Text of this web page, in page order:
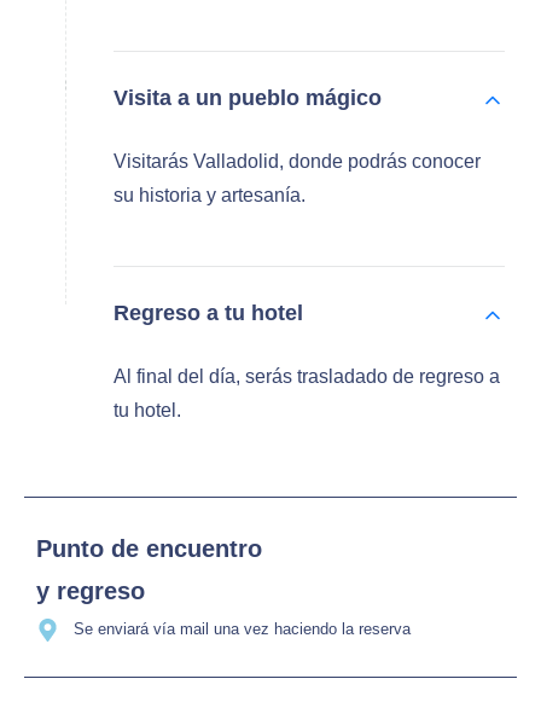
Visita a un pueblo mágico
Visitarás Valladolid, donde podrás conocer
su historia y artesanía.
Regreso a tu hotel
Al final del día, serás trasladado de regreso a
tu hotel.
Punto de encuentro
y regreso
Se enviará vía mail una vez haciendo la reserva